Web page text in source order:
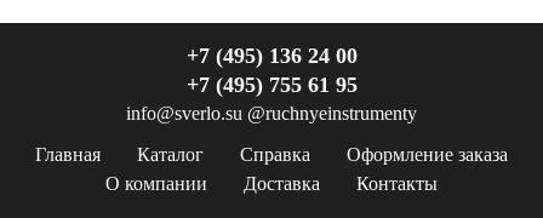
Главная Каталог Справка
Оформление заказа
О компании
Доставка Контакты
+7 (495) 136 24 00
+7 (495) 755 61 95
info@sverlo.su @ruchnyeinstrumenty